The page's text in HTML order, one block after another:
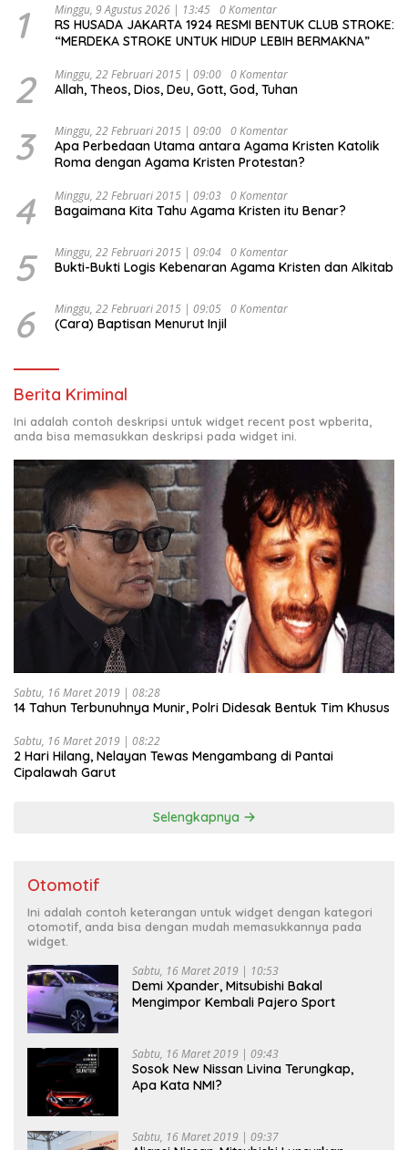
1 Minggu, 9 Agustus 2026 | 13:45 0 Komentar
RS HUSADA JAKARTA 1924 RESMI BENTUK CLUB STROKE:
“MERDEKA STROKE UNTUK HIDUP LEBIH BERMAKNA”
2 Minggu, 22 Februari 2015 | 09:00 0 Komentar
Allah, Theos, Dios, Deu, Gott, God, Tuhan
3 Minggu, 22 Februari 2015 | 09:00 0 Komentar
Apa Perbedaan Utama antara Agama Kristen Katolik
Roma dengan Agama Kristen Protestan?
4 Minggu, 22 Februari 2015 | 09:03 0 Komentar
Bagaimana Kita Tahu Agama Kristen itu Benar?
5 Minggu, 22 Februari 2015 | 09:04 0 Komentar
Bukti-Bukti Logis Kebenaran Agama Kristen dan Alkitab
6 Minggu, 22 Februari 2015 | 09:05 0 Komentar
(Cara) Baptisan Menurut Injil
Berita Kriminal
Ini adalah contoh deskripsi untuk widget recent post wpberita,
anda bisa memasukkan deskripsi pada widget ini.
Sabtu, 16 Maret 2019 | 08:28
14 Tahun Terbunuhnya Munir, Polri Didesak Bentuk Tim Khusus
Sabtu, 16 Maret 2019 | 08:22
2 Hari Hilang, Nelayan Tewas Mengambang di Pantai
Cipalawah Garut
Selengkapnya
Otomotif
Ini adalah contoh keterangan untuk widget dengan kategori
otomotif, anda bisa dengan mudah memasukkannya pada
widget.
Sabtu, 16 Maret 2019 | 10:53
Demi Xpander, Mitsubishi Bakal
Mengimpor Kembali Pajero Sport
Sabtu, 16 Maret 2019 | 09:43
Sosok New Nissan Livina Terungkap,
Apa Kata NMI?
Sabtu, 16 Maret 2019 | 09:37